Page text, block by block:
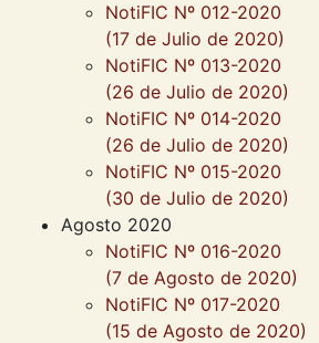
NotiFIC Nº 012-2020
(17 de Julio de 2020)
NotiFIC Nº 013-2020
(26 de Julio de 2020)
NotiFIC Nº 014-2020
(26 de Julio de 2020)
NotiFIC Nº 015-2020
(30 de Julio de 2020)
Agosto 2020
NotiFIC Nº 016-2020
(7 de Agosto de 2020)
NotiFIC Nº 017-2020
(15 de Agosto de 2020)